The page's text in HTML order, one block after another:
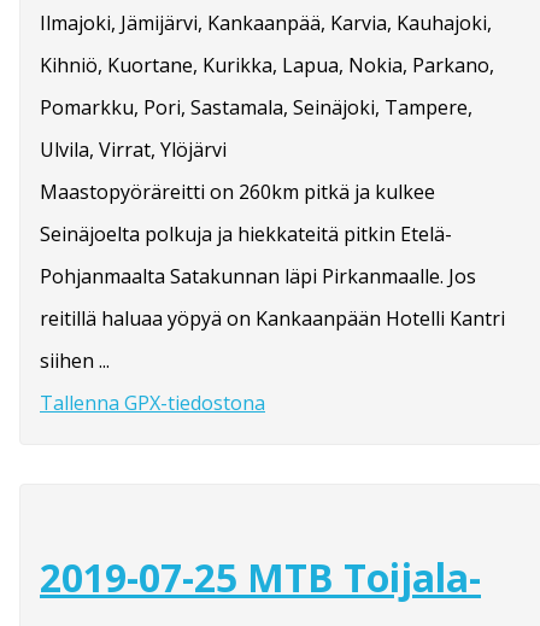
Ilmajoki, Jämijärvi, Kankaanpää, Karvia, Kauhajoki,
Kihniö, Kuortane, Kurikka, Lapua, Nokia, Parkano,
Pomarkku, Pori, Sastamala, Seinäjoki, Tampere,
Ulvila, Virrat, Ylöjärvi
Maastopyöräreitti on 260km pitkä ja kulkee
Seinäjoelta polkuja ja hiekkateitä pitkin Etelä-
Pohjanmaalta Satakunnan läpi Pirkanmaalle. Jos
reitillä haluaa yöpyä on Kankaanpään Hotelli Kantri
siihen ...
Tallenna GPX-tiedostona
2019-07-25 MTB Toijala-